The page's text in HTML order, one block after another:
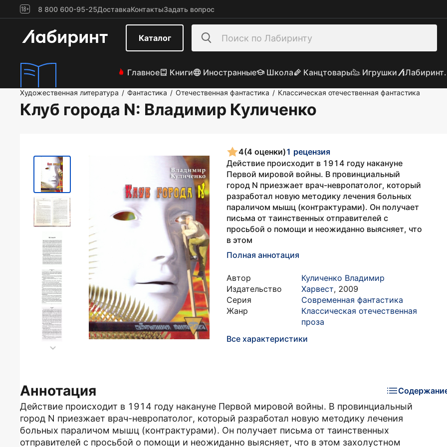
8 800 600-95-25ДоставкаКонтактыЗадать вопрос
Каталог
Главное Книги Иностранные Школа Канцтовары Игрушки
Художественная литература / Фантастика / Отечественная фантастика / Классическая отечественная фантастика
Клуб города N: Владимир Куличенко
4(4 оценки)1 рецензия
Действие происходит в 1914 году накануне
Первой мировой войны. В провинциальный
город N приезжает врач-невропатолог, который
разработал новую методику лечения больных
параличом мышц (контрактурами). Он получает
письма от таинственных отправителей с
просьбой о помощи и неожиданно выясняет, что
в этом
Полная аннотация
Автор
Куличенко Владимир
Издательство
Харвест, 2009
Серия
Современная фантастика
Жанр
Классическая отечественная
проза
Все характеристики
Аннотация
Действие происходит в 1914 году накануне Первой мировой войны. В провинциальный
город N приезжает врач-невропатолог, который разработал новую методику лечения
больных параличом мышц (контрактурами). Он получает письма от таинственных
отправителей с просьбой о помощи и неожиданно выясняет, что в этом захолустном